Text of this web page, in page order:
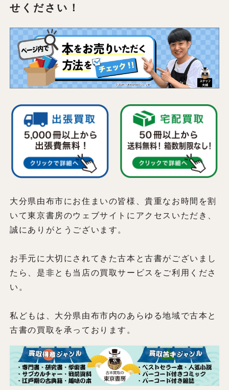
せください！
大分県由布市にお住まいの皆様、貴重なお時間を割
いて東京書房のウェブサイトにアクセスいただき、
誠にありがとうございます。
お手元に大切にされてきた古本と古書がございまし
たら、是非とも当店の買取サービスをご利用くださ
い。
私どもは、大分県由布市内のあらゆる地域で古本と
古書の買取を承っております。